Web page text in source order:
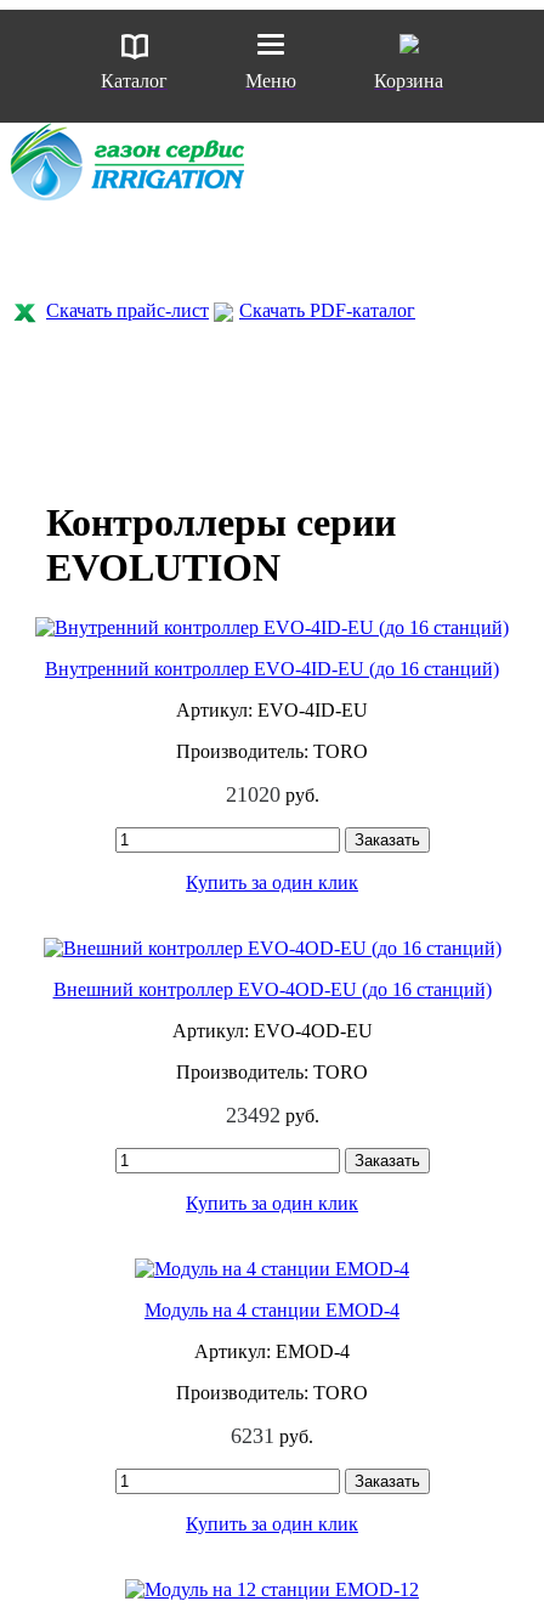
Каталог Меню Корзина
Скачать прайс-лист Скачать PDF-каталог
Контроллеры серии
EVOLUTION
Внутренний контроллер EVO-4ID-EU (до 16 станций)
Артикул: EVO-4ID-EU
Производитель: TORO
21020руб.
Заказать
Купить за один клик
Внешний контроллер EVO-4OD-EU (до 16 станций)
Артикул: EVO-4OD-EU
Производитель: TORO
23492 руб.
Заказать
Купить за один клик
Модуль на 4 станции EMOD-4
Артикул: EMOD-4
Производитель: TORO
6231 руб.
Заказать
Купить за один клик